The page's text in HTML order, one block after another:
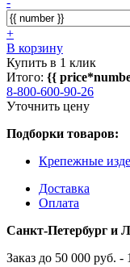
+
В корзину
Купить в 1 клик
Итого: {{
8-800-600-90-26
Уточнить цену
Подборки товаров:
Крепежные
Доставка
Оплата
Санкт-Петербург и
Заказ до 50 000 руб.